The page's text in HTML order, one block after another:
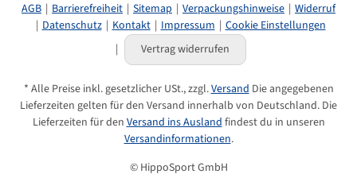
Kurzinformationen
Produkteigenschaft HS-26733
Kategorie: Pferdefutter
Marken: derbymed
AGB Barrierefreiheit Sitemap Verpackungshinweise
Widerruf
Datenschutz
Kontakt Impressum
Cookie Einstellungen
Vertrag widerrufen
* Alle Preise inkl. gesetzlicher USt., zzgl.VersandDie angegebenen
Lieferzeiten gelten für den Versand innerhalb von Deutschland. Die
Lieferzeiten für denVersand ins Auslandfindest du in unseren
Versandinformationen.
© HippoSport GmbH